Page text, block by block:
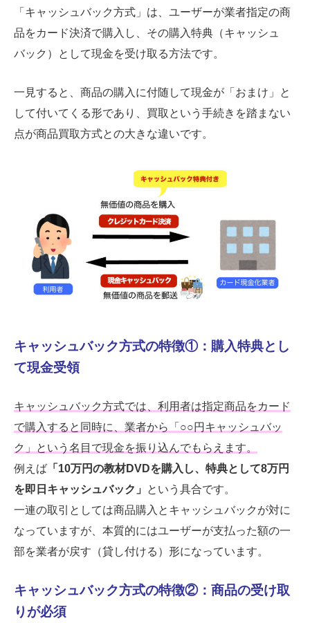
「キャッシュバック方式」は、ユーザーが業者指定の商
品をカード決済で購入し、その購入特典（キャッシュ
バック）として現金を受け取る方法です。
一見すると、商品の購入に付随して現金が「おまけ」と
して付いてくる形であり、買取という手続きを踏まない
点が商品買取方式との大きな違いです。
キャッシュバック方式の特徴①：購入特典とし
て現金受領
キャッシュバック方式では、利用者は指定商品をカード
で購入すると同時に、業者から「○○円キャッシュバッ
ク」という名目で現金を振り込んでもらえます。
例えば 「10万円の教材DVDを購入し、特典として8万円
を即日キャッシュバック」
という具合です。
一連の取引としては商品購入とキャッシュバックが対に
なっていますが、本質的にはユーザーが支払った額の一
部を業者が戻す（貸し付ける）形になっています。
キャッシュバック方式の特徴②：商品の受け取
りが必須